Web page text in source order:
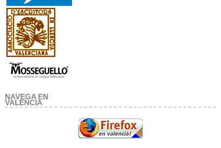
NAVEGA EN
VALENCIA